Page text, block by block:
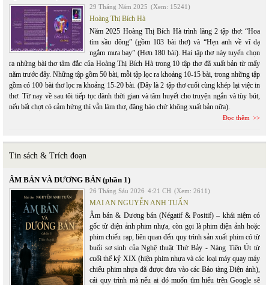
29 Tháng Năm 2025 (Xem: 15241)
Hoàng Thị Bích Hà
Năm 2025 Hoàng Thị Bích Hà trình làng 2 tập thơ: “Hoa
tím sầu đông” (gồm 103 bài thơ) và “Hẹn anh về vĩ dạ
ngắm mưa bay” (Hơn 180 bài). Hai tập thơ này tuyển chọn
ra những bài thơ tâm đắc của Hoàng Thị Bích Hà trong 10 tập thơ đã xuất bản từ mấy
năm trước đây. Những tập gồm 50 bài, mỗi tập lọc ra khoảng 10-15 bài, trong những tập
gồm có 100 bài thơ lọc ra khoảng 15-20 bài. (Đây là 2 tập thơ cuối cùng khép lại việc in
thơ. Từ nay về sau tôi tiếp tục dành thời gian và tâm huyết cho truyện ngắn và tùy bút,
nếu bất chợt có cảm hứng thì vẫn làm thơ, đăng báo chứ không xuất bản nữa).
Đọc thêm
Tin sách & Trích đoạn
ÂM BẢN VÀ DƯƠNG BẢN (phần 1)
26 Tháng Sáu 2026 4:21 CH (Xem: 2611)
MAI AN NGUYỄN ANH TUẤN
Âm bản & Dương bản (Négatif & Positif) – khái niệm có
gốc từ điện ảnh phim nhựa, còn gọi là phim điện ảnh hoặc
phim chiếu rạp, liên quan đến quy trình sản xuất phim có từ
buổi sơ sinh của Nghệ thuật Thứ Bảy - Nàng Tiên Út từ
cuối thế kỷ XIX (hiện phim nhựa và các loại máy quay máy
chiếu phim nhựa đã được đưa vào các Bảo tàng Điện ảnh),
cái quy trình mà nếu ai đó muốn tìm hiểu trên Google sẽ